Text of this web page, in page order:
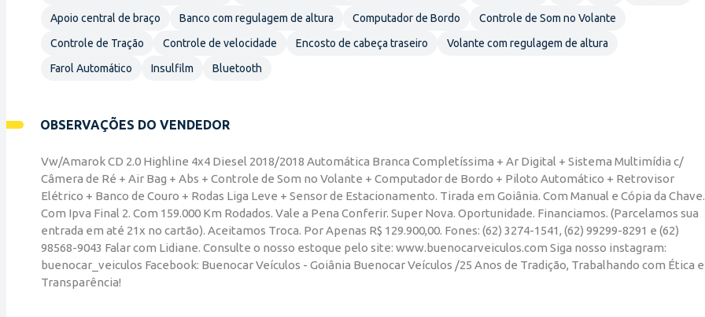
Apoio central de braço
Banco com regulagem de altura Computador de Bordo
Controle de Som no Volante
Controle de Tração
Controle de velocidade Encosto de cabeça traseiro
Volante com regulagem de altura
Farol Automático
Insulfilm Bluetooth
OBSERVAÇÕES DO VENDEDOR
Vw/Amarok CD 2.0 Highline 4x4 Diesel 2018/2018 Automática Branca Completíssima + Ar Digital + Sistema Multimídia c/
Câmera de Ré + Air Bag + Abs + Controle de Som no Volante + Computador de Bordo + Piloto Automático + Retrovisor
Elétrico + Banco de Couro + Rodas Liga Leve + Sensor de Estacionamento. Tirada em Goiânia. Com Manual e Cópia da Chave.
Com Ipva Final 2. Com 159.000 Km Rodados. Vale a Pena Conferir. Super Nova. Oportunidade. Financiamos. (Parcelamos sua
entrada em até 21x no cartão). Aceitamos Troca. Por Apenas R$ 129.900,00. Fones: (62) 3274-1541, (62) 99299-8291 e (62)
98568-9043 Falar com Lidiane. Consulte o nosso estoque pelo site: www.buenocarveiculos.com Siga nosso instagram:
buenocar_veiculos Facebook: Buenocar Veículos - Goiânia Buenocar Veículos /25 Anos de Tradição, Trabalhando com Ética e
Transparência!